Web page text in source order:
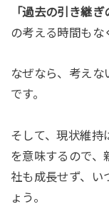
「過去の引き継
の考える時間もな
なぜなら、考えな
です。
そして、現状維持
を意味するので、
社も成長せず、い
ょう。